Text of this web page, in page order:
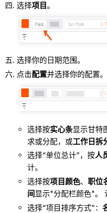
选择项目。
选择你的日期范围。
点击配置并选择你的配置。
选择按实心条显示甘特
求或分配，或工作日拆
选择“单位总计”，按人
计。
选择按项目颜色、 职位
间 显示"分配栏颜色"。
选择“项目排序方式”：